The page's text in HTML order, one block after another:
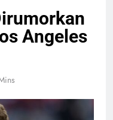
Angeles